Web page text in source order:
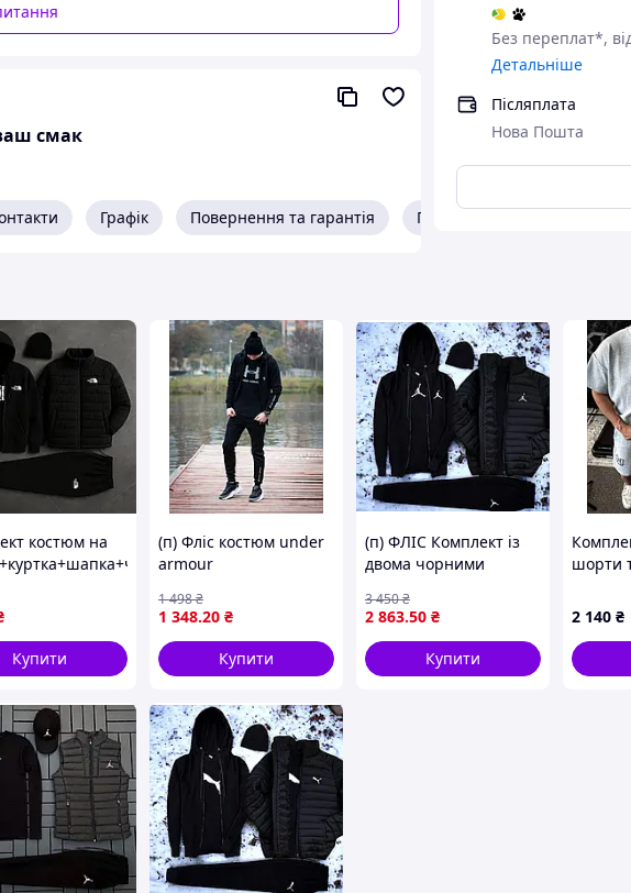
Без переплат*,
Детальніше
Післяплата
Нова Пошта
ваш смак
Графік Повернення та гарантія Про продавця
костюм на
Купити
(п) Фліс костюм under
armour
1 348.20 ₴
1 498₴
Купити
(п) ФЛІС Комплект із
двома чорними
2 863.50 ₴
3 450₴
Купити
шорти
2 140 ₴